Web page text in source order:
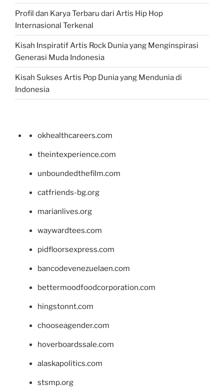
Profil dan Karya Terbaru dari Artis Hip Hop
Internasional Terkenal
Kisah Inspiratif Artis Rock Dunia yang Menginspirasi
Generasi Muda Indonesia
Kisah Sukses Artis Pop Dunia yang Mendunia di
Indonesia
okhealthcareers.com
theintexperience.com
unboundedthefilm.com
catfriends-bg.org
marianlives.org
waywardtees.com
pidfloorsexpress.com
bancodevenezuelaen.com
bettermoodfoodcorporation.com
hingstonnt.com
chooseagender.com
hoverboardssale.com
alaskapolitics.com
stsmp.org